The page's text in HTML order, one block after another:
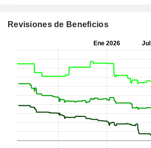
Revisiones de Beneficios